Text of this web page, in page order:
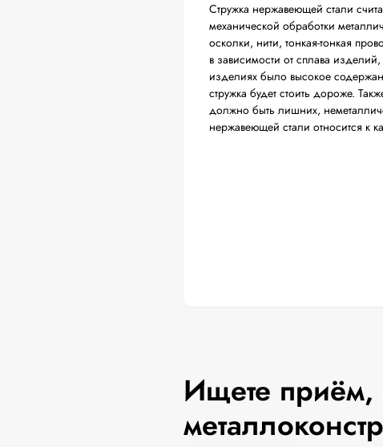
Стружка нержавеющей стали
механической обработки
осколки, нити, тонкая-тонкая
в зависимости от сплава
изделиях было высокое
стружка будет стоить дороже.
должно быть лишних,
нержавеющей стали относится к
Ищете